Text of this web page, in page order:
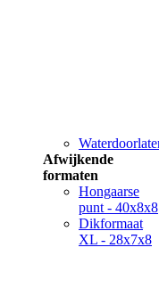
Afwijkende
formaten
Hongaarse
punt - 40x8x8
Dikformaat
XL - 28x7x8